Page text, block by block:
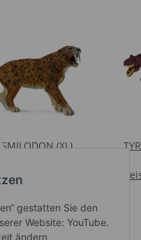
gestatten Sie den
Website: YouTube.
ändern
SMILODON (XL)
nach Anmeldung
sichtbar